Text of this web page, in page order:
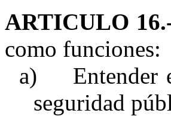
ARTICULO
como funciones:
a)
Entender
seguridad